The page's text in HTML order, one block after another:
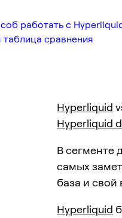
работать с
таблица сравнения
Hyperliquid
Hyperliquid
В сегменте
самых
база и свой
Hyperliquid